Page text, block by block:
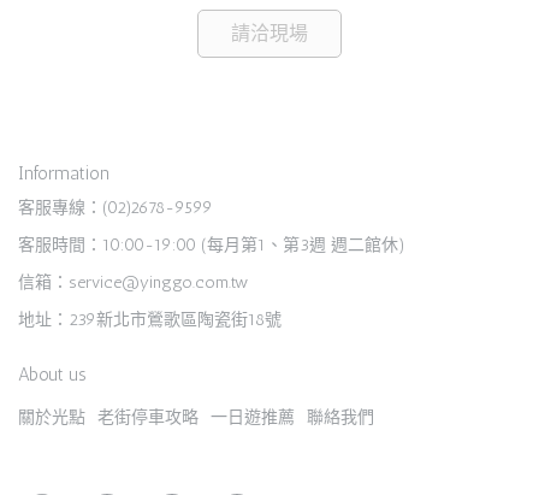
請洽現場
Information
客服專線：(02)2678-9599
客服時間：10:00-19:00 (每月第1、第3週 週二館休)
信箱：service@yinggo.com.tw
地址：239新北市鶯歌區陶瓷街18號
About us
關於光點 老街停車攻略 一日遊推薦 聯絡我們